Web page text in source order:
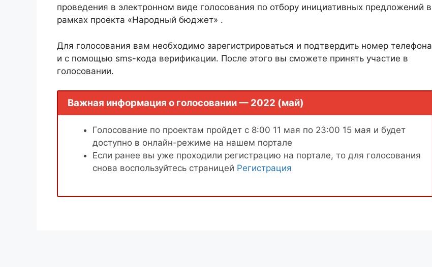
проведения в электронном виде голосования по отбору инициативных предложений в
рамках проекта «Народный бюджет» .
Для голосования вам необходимо зарегистрироваться и подтвердить номер телефона
и с помощью sms-кода верификации. После этого вы сможете принять участие в
голосовании.
Важная информация о голосовании — 2022 (май)
Голосование по проектам пройдет с 8:00 11 мая по 23:00 15 мая и будет
доступно в онлайн-режиме на нашем портале
Если ранее вы уже проходили регистрацию на портале, то для голосования
снова воспользуйтесь страницей Регистрация